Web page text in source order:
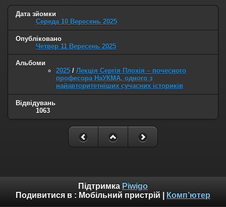
Дата зйомки
Середа 10 Вересень 2025
Опубліковано
Четвер 11 Вересень 2025
Альбоми
2025 / Лекція Сергія Плохія – почесного
професора НаУКМА, одного з
найавторитетніших сучасних істориків
Відвідувань
1063
Підтримка Piwigo
Подивитися в : Мобільний пристрій Комп’ютер